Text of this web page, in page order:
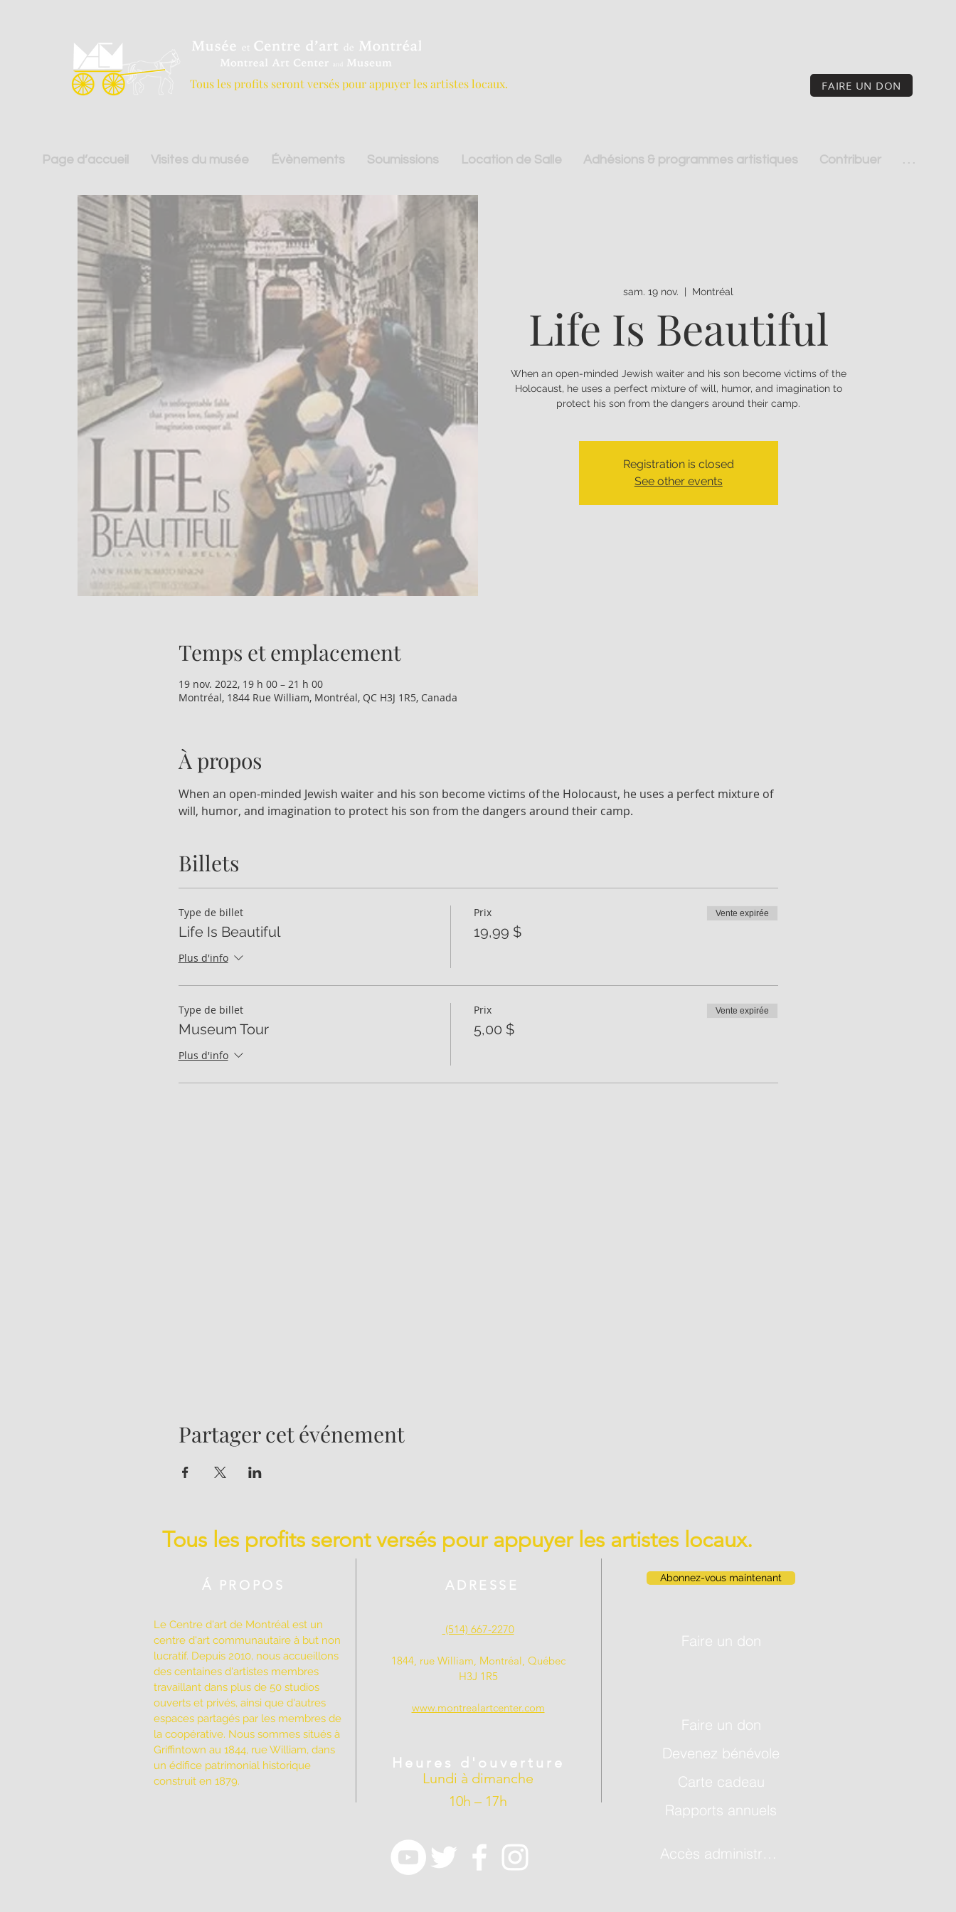
Tous les profits seront versés pour appuyer les artistes locaux. FAIRE UN DON
Page d’accueil Visites du musée Évènements Soumissions Location de Salle Adhésions & programmes artistiques Contribuer . . .
sam. 19 nov. Montréal
Life Is Beautiful
When an open-minded Jewish waiter and his son become victims of the
Holocaust, he uses a perfect mixture of will, humor, and imagination to
protect his son from the dangers around their camp.
Registration is closed
See other events
Temps et emplacement
19 nov. 2022, 19 h 00 – 21 h 00
Montréal, 1844 Rue William, Montréal, QC H3J 1R5, Canada
À propos
When an open-minded Jewish waiter and his son become victims of the Holocaust, he uses a perfect mixture of
will, humor, and imagination to protect his son from the dangers around their camp.
Billets
Type de billet
Life Is Beautiful
Plus d'info
Prix
19,99 $
Vente expirée
Type de billet
Museum Tour
Plus d'info
Prix
5,00 $
Vente expirée
Partager cet événement
Á PROPOS
Le Centre d'art de Montréal est un
centre d'art communautaire à but non
lucratif. Depuis 2010, nous accueillons
des centaines d'artistes membres
travaillant dans plus de 50 studios
ouverts et privés, ainsi que d'autres
espaces partagés par les membres de
la coopérative. Nous sommes situés à
Griffintown au 1844, rue William, dans
un édifice patrimonial historique
construit en 1879.
ADRESSE
(514) 667-2270
1844, rue William, Montréal, Québec
H3J 1R5
www.montrealartcenter.com
Abonnez-vous maintenant
Tous les profits seront versés pour appuyer les artistes locaux.
Devenez bénévole
Faire un don
Carte cadeau
Heures d'ouverture
Lundi à dimanche
10h – 17h
Rapports annuels
Accès administrateur
Faire un don